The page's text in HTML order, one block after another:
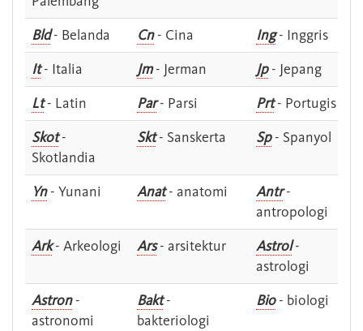
Bld- Belanda Cn- Cina Ing- Inggris
It- Italia Jm- Jerman Jp- Jepang
Lt- Latin Par- Parsi Prt- Portugis
Skot-
Skotlandia
Skt- Sanskerta Sp- Spanyol
Yn- Yunani Anat- anatomi Antr-
antropologi
Ark- Arkeologi Ars- arsitektur Astrol-
astrologi
Astron-
astronomi
Bakt-
bakteriologi
Bio- biologi